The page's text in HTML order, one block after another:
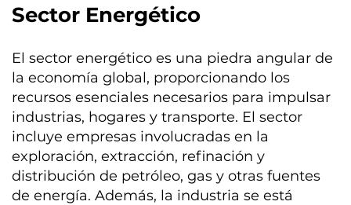
Sector Energético
El sector energético es una piedra angular de
la economía global, proporcionando los
recursos esenciales necesarios para impulsar
industrias, hogares y transporte. El sector
incluye empresas involucradas en la
exploración, extracción, refinación y
distribución de petróleo, gas y otras fuentes
de energía. Además, la industria se está